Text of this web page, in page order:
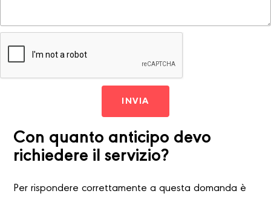
INVIA
Con quanto anticipo devo
richiedere il servizio?
Per rispondere correttamente a questa domanda è